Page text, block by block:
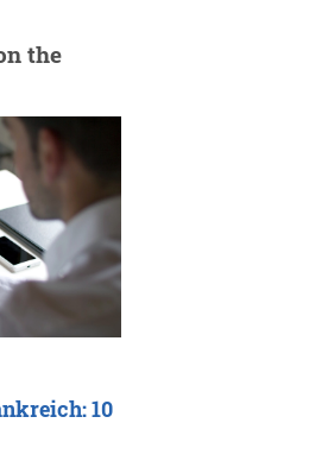
the
10